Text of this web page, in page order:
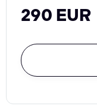
290 EUR